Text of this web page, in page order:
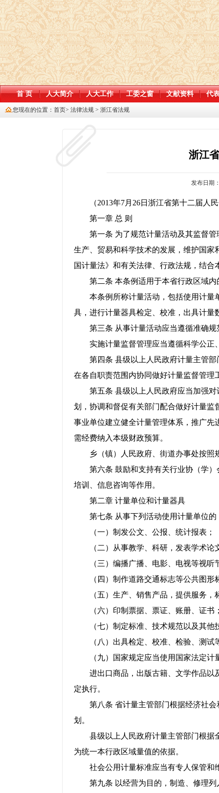
首 页 人大简介 人大工作 工委之窗 文献资料 代
您现在的位置： 首页> 法律法规 > 浙江省法规
浙江
发布日期
（2013年7月26日浙江省第十二届人民
第一章 总 则
第一条 为了规范计量活动及其监督管
生产、贸易和科学技术的发展，维护国
国计量法》和有关法律、行政法规，结合
第二条 本条例适用于本省行政区域内
本条例所称计量活动，包括使用计量
具，进行计量器具检定、校准，出具计
第三条 从事计量活动应当遵循准确规
实施计量监督管理应当遵循科学公正
第四条 县级以上人民政府计量主管部
在各自职责范围内协同做好计量监督管理
第五条 县级以上人民政府应当加强对
划，协调和督促有关部门配合做好计量
事业单位建立健全计量管理体系，推广
需经费纳入本级财政预算。
乡（镇）人民政府、街道办事处按照
第六条 鼓励和支持有关行业协（学）
培训、信息咨询等作用。
第二章 计量单位和计量器具
第七条 从事下列活动使用计量单位的
（一）制发公文、公报、统计报表；
（二）从事教学、科研，发表学术论
（三）编播广播、电影、电视等视听
（四）制作道路交通标志等公共图形
（五）生产、销售产品，提供服务，
（六）印制票据、票证、账册、证书
（七）制定标准、技术规范以及其他
（八）出具检定、校准、检验、测试
（九）国家规定应当使用国家法定计
进出口商品，出版古籍、文学作品以
定执行。
第八条 省计量主管部门根据经济社会
划。
县级以上人民政府计量主管部门根据
为统一本行政区域量值的依据。
社会公用计量标准应当有专人保管和
第九条 以经营为目的，制造、修理列